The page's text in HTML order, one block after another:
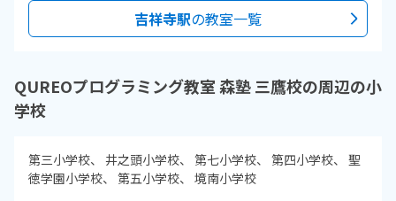
吉祥寺駅の教室一覧
QUREOプログラミング教室 森塾 三鷹校の周辺の小
学校
第三小学校 井之頭小学校 第七小学校 第四小学校
聖
徳学園小学校
第五小学校 境南小学校